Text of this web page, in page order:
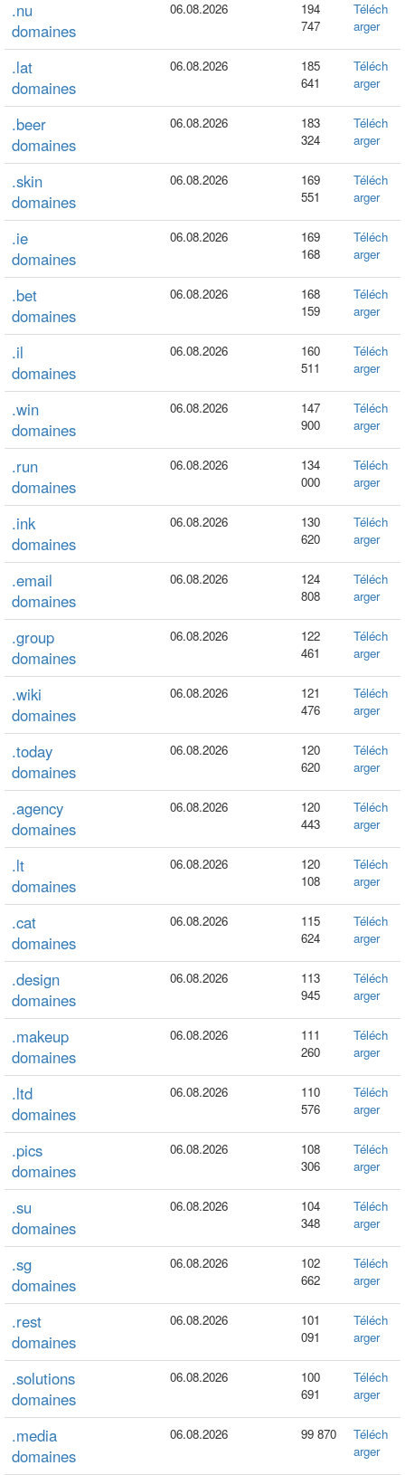
.nu
domaines
06.08.2026
194
747
Téléch
arger
.lat
domaines
06.08.2026
185
641
Téléch
arger
.beer
domaines
06.08.2026
183
324
Téléch
arger
.skin
domaines
06.08.2026
169
551
Téléch
arger
.ie
domaines
06.08.2026
169
168
Téléch
arger
.bet
domaines
06.08.2026
168
159
Téléch
arger
.il
domaines
06.08.2026
160
511
Téléch
arger
.win
domaines
06.08.2026
147
900
Téléch
arger
.run
domaines
06.08.2026
134
000
Téléch
arger
.ink
domaines
06.08.2026
130
620
Téléch
arger
.email
domaines
06.08.2026
124
808
Téléch
arger
.group
domaines
06.08.2026
122
461
Téléch
arger
.wiki
domaines
06.08.2026
121
476
Téléch
arger
.today
domaines
06.08.2026
120
620
Téléch
arger
.agency
domaines
06.08.2026
120
443
Téléch
arger
.lt
domaines
06.08.2026
120
108
Téléch
arger
.cat
domaines
06.08.2026
115
624
Téléch
arger
.design
domaines
06.08.2026
113
945
Téléch
arger
.makeup
domaines
06.08.2026
111
260
Téléch
arger
.ltd
domaines
06.08.2026
110
576
Téléch
arger
.pics
domaines
06.08.2026
108
306
Téléch
arger
.su
domaines
06.08.2026
104
348
Téléch
arger
.sg
domaines
06.08.2026
102
662
Téléch
arger
.rest
domaines
06.08.2026
101
091
Téléch
arger
.solutions
domaines
06.08.2026
100
691
Téléch
arger
.media
domaines
06.08.2026 99 870
Téléch
arger